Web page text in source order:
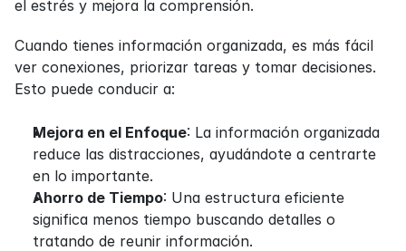
el estrés y mejora la comprensión.
Cuando tienes información organizada, es más fácil
ver conexiones, priorizar tareas y tomar decisiones.
Esto puede conducir a:
Mejora en el Enfoque: La información organizada
reduce las distracciones, ayudándote a centrarte
en lo importante.
Ahorro de Tiempo: Una estructura eficiente
significa menos tiempo buscando detalles o
tratando de reunir información.